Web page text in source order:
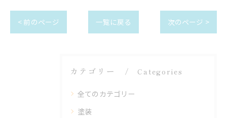
< 前のページ 一覧に戻る 次のページ >
カテゴリー Categories
全てのカテゴリー
塗装